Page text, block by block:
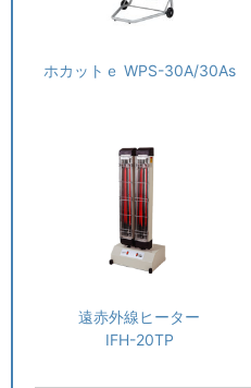
ホカットｅ WPS-30A/30As
遠赤外線ヒーター
IFH-20TP